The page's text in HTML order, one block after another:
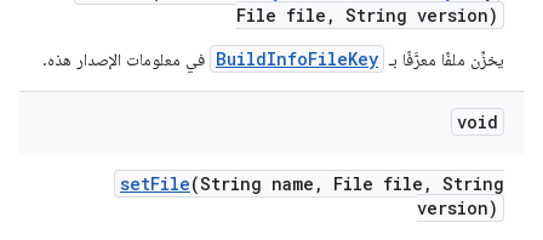
File file , String version)
يخزِّن ملفًا معرَّفًا بـ BuildInfoFileKey في معلومات الإصدار هذه.
void
setFile(String name , File file , String
version)